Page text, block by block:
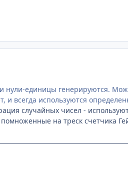
нули-единицы генерируются.
и всегда используются
случайных чисел -
на треск счетчика